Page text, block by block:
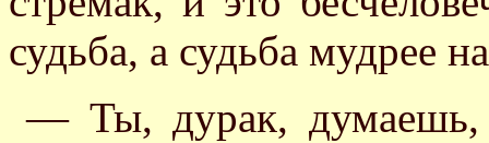
судьба, а судьба мудрее
— Ты, дурак, думаешь,